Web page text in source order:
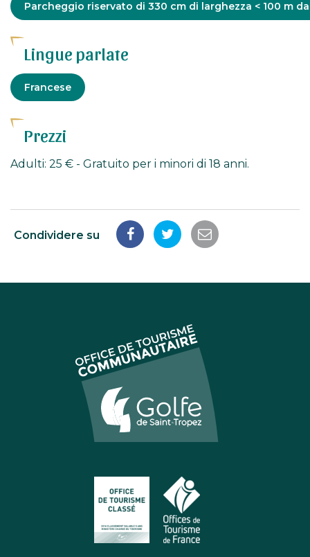
adattato
Parcheggio riservato di 330 cm di larghezza < 100 m
Lingue parlate
Francese
Prezzi
Adulti: 25 € - Gratuito per i minori di 18 anni.
Condividere su
Condividi
Facebook
Condividi
Twitter
Condividi
e-